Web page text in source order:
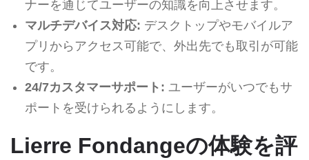
ナーを通じてユーザーの知識を向上させます。
マルチデバイス対応: デスクトップやモバイルア
プリからアクセス可能で、外出先でも取引が可能
です。
24/7カスタマーサポート: ユーザーがいつでもサ
ポートを受けられるようにします。
Lierre Fondangeの体験を評